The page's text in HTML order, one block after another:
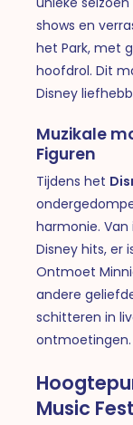
shows en
het Park, met
hoofdrol. Dit
Disney
Muzikale
Figuren
Tijdens het
harmonie.
Disney hits, er
Ontmoet
andere
schitteren in
ontmoetingen.
Music